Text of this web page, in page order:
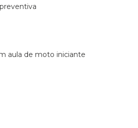
aula de moto iniciante